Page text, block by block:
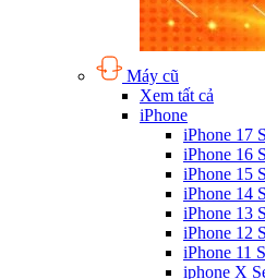
Máy cũ
Xem tất cả
iPhone
iPhone 17
iPhone 16
iPhone 15
iPhone 14
iPhone 13
iPhone 12
iPhone 11
iphone X